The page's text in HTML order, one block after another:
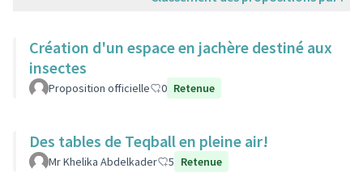
Création d'un espace en jachère destiné aux
insectes
Proposition officielle 0 Retenue
Des tables de Teqball en pleine air!
Mr Khelika Abdelkader 5 Retenue